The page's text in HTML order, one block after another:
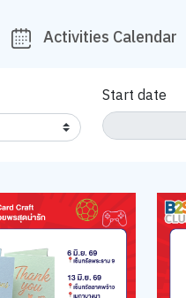
Activities Calendar
Start date